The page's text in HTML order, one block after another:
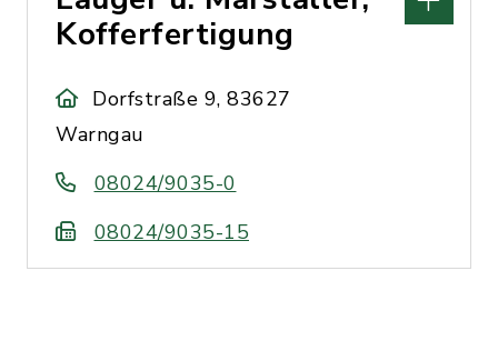
Kofferfertigung
Dorfstraße 9, 83627
Warngau
08024/9035-0
08024/9035-15